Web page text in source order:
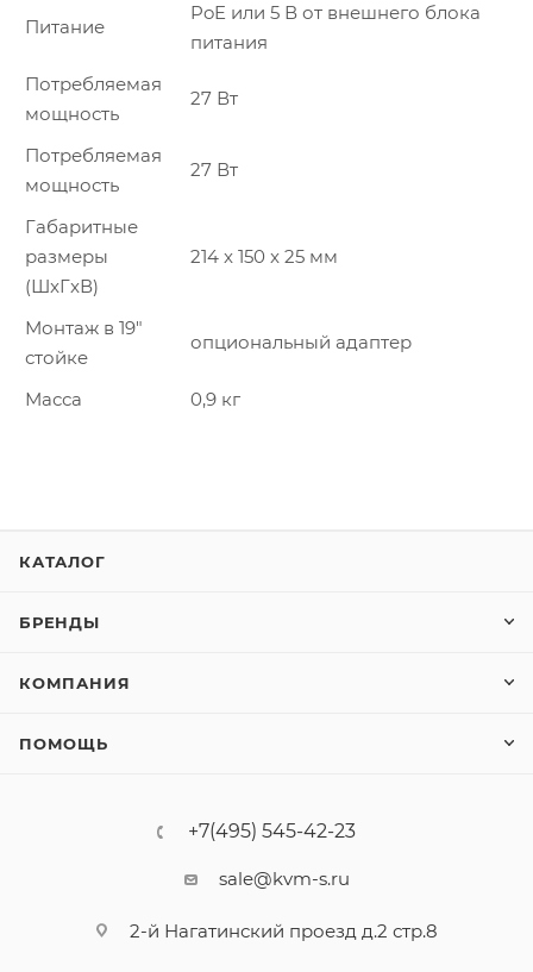
Питание
PoE или 5 В от внешнего блока
питания
Потребляемая
мощность
27 Вт
Потребляемая
мощность
27 Вт
Габаритные
размеры
(ШxГxВ)
214 x 150 x 25 мм
Монтаж в 19″
стойкe
опциональный адаптер
Масса 0,9 кг
КАТАЛОГ
БРЕНДЫ
КОМПАНИЯ
ПОМОЩЬ
+7(495) 545-42-23
sale@kvm-s.ru
2-й Нагатинский проезд д.2 стр.8